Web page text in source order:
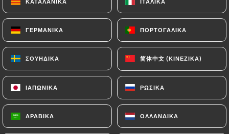
ΓΕΡΜΑΝΙΚΆ ΠΟΡΤΟΓΑΛΙΚΆ
ΣΟΥΗΔΙΚΆ 简体中文 (ΚΙΝΈΖΙΚΑ)
ΙΑΠΩΝΙΚΆ ΡΩΣΙΚΆ
ΑΡΑΒΙΚΆ ΟΛΛΑΝΔΙΚΆ
Επαφή
Mikuriya japanese
ΓΕΡΜΑΝΙΚΆ ΠΟΡΤΟΓΑΛΙΚΆ
ΣΟΥΗΔΙΚΆ 简体中文 (ΚΙΝΈΖΙΚΑ)
ΙΑΠΩΝΙΚΆ ΡΩΣΙΚΆ
ΑΡΑΒΙΚΆ ΟΛΛΑΝΔΙΚΆ